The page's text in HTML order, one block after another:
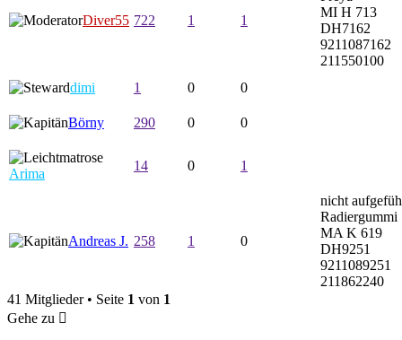
Diver55 722 1 1
MI H 713
DH7162
9211087162
211550100
dimi
1 0 0
Börny 290 0 0
Arima
14 0 1
Andreas J. 258 1 0
nicht
Radiergummi
MA K 619
DH9251
9211089251
211862240
41 Mitglieder • Seite 1 von 1
Gehe zu